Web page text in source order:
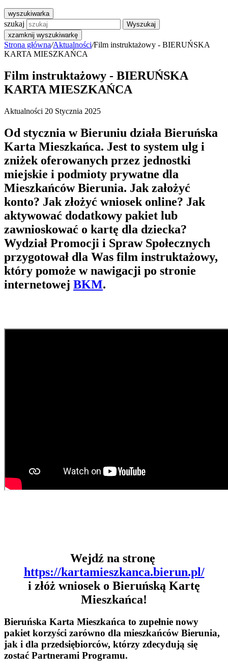
wyszukiwarka
szukaj
Wyszukaj
xzamknij wyszukiwarkę
Strona główna/Aktualności/Film instruktażowy - BIERUŃSKA
KARTA MIESZKAŃCA
Film instruktażowy - BIERUŃSKA
KARTA MIESZKAŃCA
Aktualności 20 Stycznia 2025
Od stycznia w Bieruniu działa Bieruńska
Karta Mieszkańca. Jest to system ulg i
zniżek oferowanych przez jednostki
miejskie i podmioty prywatne dla
Mieszkańców Bierunia. Jak założyć
konto? Jak złożyć wniosek online? Jak
aktywować dodatkowy pakiet lub
zawnioskować o kartę dla dziecka?
Wydział Promocji i Spraw Społecznych
przygotował dla Was film instruktażowy,
który pomoże w nawigacji po stronie
internetowej BKM.
Wejdź na stronę
https://kartamieszkanca.bierun.pl/
i złóż wniosek o Bieruńską Kartę
Mieszkańca!
Bieruńska Karta Mieszkańca to zupełnie nowy
pakiet korzyści zarówno dla mieszkańców Bierunia,
jak i dla przedsiębiorców, którzy zdecydują się
zostać Partnerami Programu.